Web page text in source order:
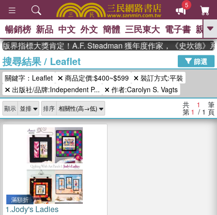
5
GO
高希均教授回憶錄
、 The Odyssey 、 父親節 、 如果歷
史是一群喵
、 暑期推薦 、 國際布克
獎 臺灣漫遊錄 、 方念華 、
登輝時代 、 數學女孩：黎曼猜想 、
偉大的迷走神經
暢銷榜 新品 中文 外文 簡體 三民東大 電子書 親子
界指標大獎肯定！A.F. Steadman 獲年度作家，《史坎德》
搜尋結果/ Leaflet
篩選
關鍵字：Leaflet
商品定價:$400~$599
裝訂方式:平裝
出版社/品牌:Independent P...
作者:Carolyn S. Vagts
顯示 排序 共 1 筆
第 1 / 1 頁
滿額折
1.Jody's Ladies